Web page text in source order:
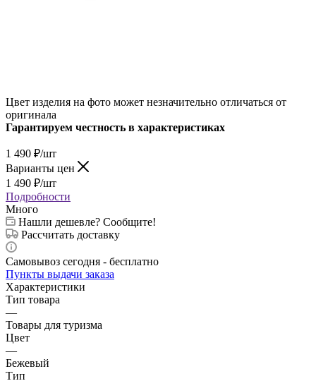
Цвет изделия на фото может незначительно отличаться от
оригинала
Гарантируем честность в характеристиках
1 490 ₽/шт
Варианты цен
1 490 ₽/шт
Подробности
Много
Нашли дешевле? Сообщите!
Рассчитать доставку
Самовывоз сегодня - бесплатно
Пункты выдачи заказа
Характеристики
Тип товара
—
Товары для туризма
Цвет
—
Бежевый
Тип